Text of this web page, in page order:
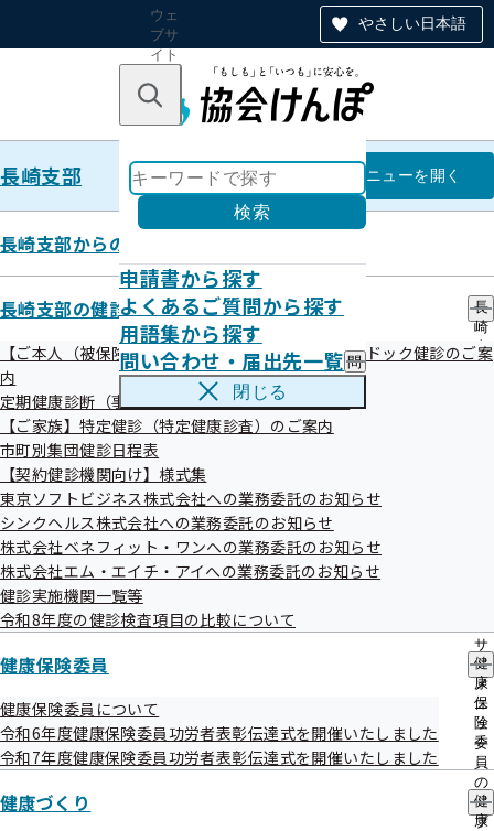
やさしい日本語
ウェ
ブサ
イト
のナ
ン
キーワードで探す
検索
申請書から探す
よくあるご質問から探す
用語集から探す
問い合わせ・届出先一覧 問
い
出
一
覧
の
閉じる
長崎支部 長崎支部
メニューを開く
長崎支部からのお知らせ
長崎支部の健診・保健指導のご案内
長
崎
支
部
サ
ブ
メ
ニ
ュ
ー
【ご本人（被保険者）】生活習慣病予防健診・人間ドック健診のご案
内
定期健康診断（事業者健診）結果の提供のお願い
【ご家族】特定健診（特定健康診査）のご案内
市町別集団健診日程表
【契約健診機関向け】様式集
東京ソフトビジネス株式会社への業務委託のお知らせ
シンクヘルス株式会社への業務委託のお知らせ
株式会社ベネフィット・ワンへの業務委託のお知らせ
株式会社エム・エイチ・アイへの業務委託のお知らせ
健診実施機関一覧等
令和8年度の健診検査項目の比較について
健康保険委員
健
康
保
険
委
員
の
サ
ブ
健康保険委員について
令和6年度健康保険委員功労者表彰伝達式を開催いたしました
令和7年度健康保険委員功労者表彰伝達式を開催いたしました
健康づくり
健
康
契約締結状況
令和08年07月22日
令和8年度
随意契約に係る情報の公表
競争入札に係る情報の公表
別紙1：生活習慣病予防健診等委託契約
別紙2：特定保健指導委託契約